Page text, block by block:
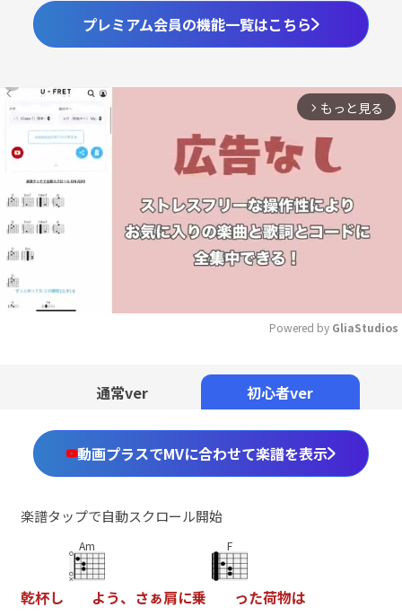
プレミアム会員の機能一覧はこちら
arrow_forward_ios もっと見る
Powered by GliaStudios
通常ver 初心者ver
動画プラスでMVに合わせて楽譜を表示
楽譜タップで自動スクロール開始
乾杯し
Am
よう、 さぁ肩に乗
F
った荷物は